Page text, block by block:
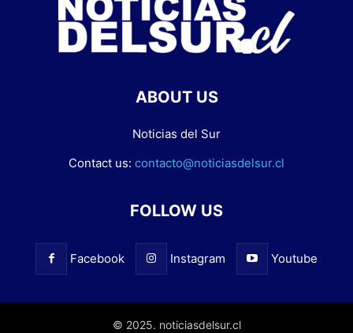
ABOUT US
Noticias del Sur
Contact us: contacto@noticiasdelsur.cl
FOLLOW US
Facebook Instagram Youtube
© 2025. noticiasdelsur.cl